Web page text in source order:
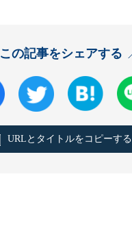
この記事をシェアする
URLとタイトルをコピーする